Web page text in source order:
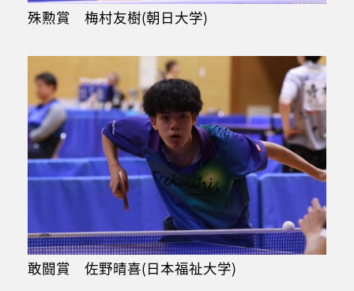
殊勲賞 梅村友樹(朝日大学)
敢闘賞 佐野晴喜(日本福祉大学)